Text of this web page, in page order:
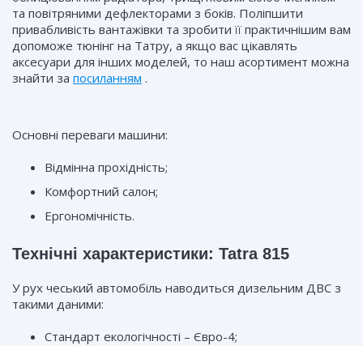
та повітряними дефлекторами з боків. Поліпшити
привабливість вантажівки та зробити її практичнішим вам
допоможе тюнінг на Татру, а якщо вас цікавлять
аксесуари для інших моделей, то наш асортимент можна
знайти за посиланням .
Основні переваги машини:
Відмінна прохідність;
Комфортний салон;
Ергономічність.
Технічні характеристики: Tatra 815
У рух чеський автомобіль наводиться дизельним ДВС з
такими даними:
Стандарт екологічності – Євро-4;